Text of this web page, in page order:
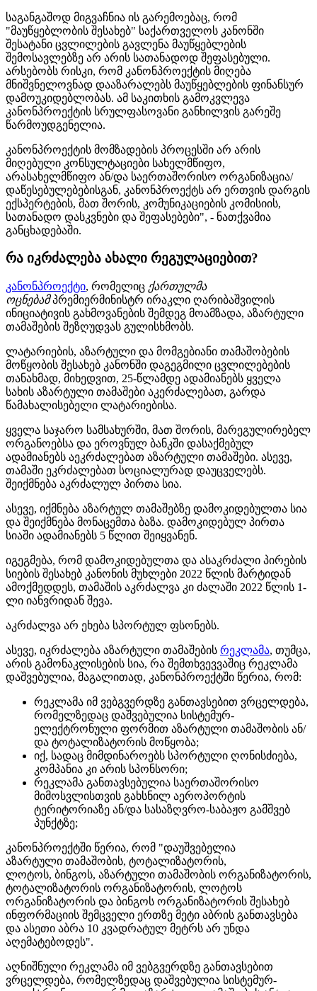
საგანგაშოდ მიგვაჩნია ის გარემოებაც, რომ
"მაუწყებლობის შესახებ" საქართველოს კანონში
შესატანი ცვლილების გავლენა მაუწყებლების
შემოსავლებზე არ არის სათანადოდ შეფასებული.
არსებობს რისკი, რომ კანონპროექტის მიღება
მნიშვნელოვნად დააზარალებს მაუწყებლების ფინანსურ
დამოუკიდებლობას. ამ საკითხის გამოკვლევა
კანონპროექტის სრულფასოვანი განხილვის გარეშე
წარმოუდგენელია.
კანონპროექტის მომზადების პროცესში არ არის
მიღებული კონსულტაციები სახელმწიფო,
არასახელმწიფო ან/და საერთაშორისო ორგანიზაცია/
დაწესებულებებისგან, კანონპროექტს არ ერთვის დარგის
ექსპერტების, მათ შორის, კომუნიკაციების კომისიის,
სათანადო დასკვნები და შეფასებები", - ნათქვამია
განცხადებაში.
რა იკრძალება ახალი რეგულაციებით?
კანონპროექტი, რომელიც ქართულმა
ოცნებამ პრემიერმინისტრ ირაკლი ღარიბაშვილის
ინიციატივის გახმოვანების შემდეგ მოამზადა, აზარტული
თამაშების შეზღუდვას გულისხმობს.
ლატარიების, აზარტული და მომგებიანი თამაშობების
მოწყობის შესახებ კანონში დაგეგმილი ცვლილებების
თანახმად, მიხედვით, 25-წლამდე ადამიანებს ყველა
სახის აზარტული თამაშები აკერძალებათ, გარდა
წამახალისებელი ლატარიებისა.
ყველა საჯარო სამსახურში, მათ შორის, მარეგულირებელ
ორგანოებსა და ეროვნულ ბანკში დასაქმებულ
ადამიანებს აეკრძალებათ აზარტული თამაშები. ასევე,
თამაში ეკრძალებათ სოციალურად დაუცველებს.
შეიქმნება აკრძალულ პირთა სია.
ასევე, იქმნება აზარტულ თამაშებზე დამოკიდებულთა სია
და შეიქმნება მონაცემთა ბაზა. დამოკიდებულ პირთა
სიაში ადამიანებს 5 წლით შეიყვანენ.
იგეგმება, რომ დამოკიდებულთა და ასაკრძალი პირების
სიების შესახებ კანონის მუხლები 2022 წლის მარტიდან
ამოქმედდეს, თამაშის აკრძალვა კი ძალაში 2022 წლის 1-
ლი იანვრიდან შევა.
აკრძალვა არ ეხება სპორტულ ფსონებს.
ასევე, იკრძალება აზარტული თამაშების რეკლამა, თუმცა,
არის გამონაკლისების სია, რა შემთხვევვაშიც რეკლამა
დაშვებულია, მაგალითად, კანონპროექტში წერია, რომ:
რეკლამა იმ ვებგვერდზე განთავსებით ვრცელდება,
რომელზედაც დაშვებულია სისტემურ-
ელექტრონული ფორმით აზარტული თამაშობის ან/
და ტოტალიზატორის მოწყობა;
იქ, სადაც მიმდინაროებს სპორტული ღონისძიება,
კომპანია კი არის სპონსორი;
რეკლამა განთავსებულია საერთაშორისო
მიმოსვლისთვის გახსნილ აეროპორტის
ტერიტორიაზე ან/და სასაზღვრო-საბაჟო გამშვებ
პუნქტზე;
კანონპროექტში წერია, რომ "დაუშვებელია
აზარტული თამაშობის, ტოტალიზატორის,
ლოტოს, ბინგოს, აზარტული თამაშობის ორგანიზატორის,
ტოტალიზატორის ორგანიზატორის, ლოტოს
ორგანიზატორის და ბინგოს ორგანიზატორის შესახებ
ინფორმაციის შემცველი ერთზე მეტი აბრის განთავსება
და ასეთი აბრა 10 კვადრატულ მეტრს არ უნდა
აღემატებოდეს".
აღნიშნული რეკლამა იმ ვებგვერდზე განთავსებით
ვრცელდება, რომელზედაც დაშვებულია სისტემურ-